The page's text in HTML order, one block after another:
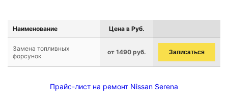
Наименование Цена в Руб.
Замена топливных
форсунок
от 1490 руб. Записаться
Прайс-лист на ремонт Nissan Serena